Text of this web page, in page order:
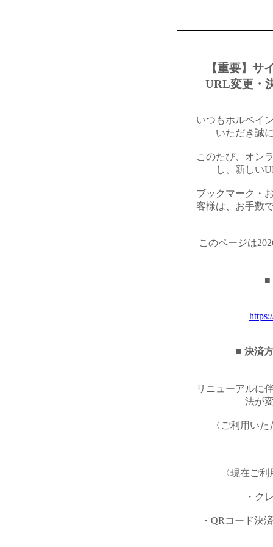
【重要】サ
URL変更・
いつもホルベイ
いただき誠
このたび、オン
し、新しい
ブックマーク・
客様は、お手数
このページは
■
■ 決済
リニューアルに
法が
〈ご利用い
〈現在ご
・ク
・QRコード決